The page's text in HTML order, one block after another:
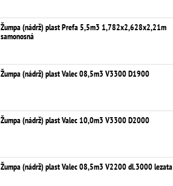
Žumpa (nádrž) plast Prefa 5,5m3 1,782x2,628x2,21m
samonosná
Žumpa (nádrž) plast Valec 08,5m3 V3300 D1900
Žumpa (nádrž) plast Valec 10,0m3 V3300 D2000
Žumpa (nádrž) plast Valec 08,5m3 V2200 dl.3000 lezata